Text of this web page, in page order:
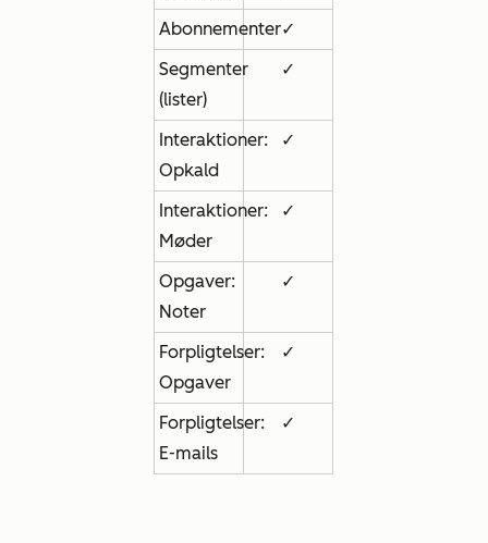
Abonnementer✓
Segmenter
(lister)
✓
Interaktioner:
Opkald
✓
Interaktioner:
Møder
✓
Opgaver:
Noter
✓
Forpligtelser:
Opgaver
✓
Forpligtelser:
E-mails
✓